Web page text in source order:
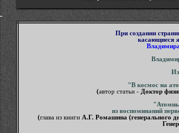
-
При создании
касающиеся
"В космос на
(автор статьи - Доктор
из воспоминаний
(глава из книги А.Г. Ромашина (генерального